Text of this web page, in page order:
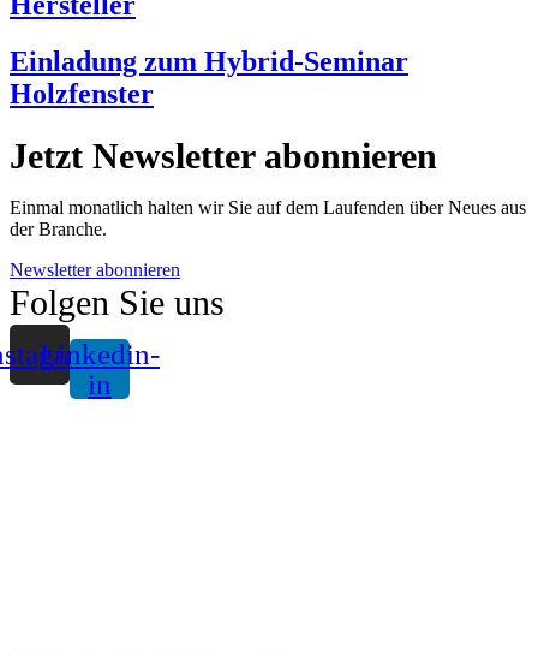
Einladung zum Hybrid-Seminar
Holzfenster
Jetzt Newsletter abonnieren
Einmal monatlich halten wir Sie auf dem Laufenden über Neues aus
der Branche.
Newsletter abonnieren
Folgen Sie uns
Linkedin-
in